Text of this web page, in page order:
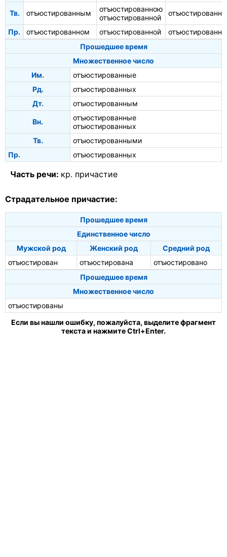
Тв. отъюстированным
отъюстированною
отъюстированной
Пр. отъюстированном отъюстированной
Прошедшее время
Множественное число
Им.
отъюстированные
Рд.
отъюстированных
Дт.
отъюстированным
Вн.
отъюстированные
отъюстированных
Тв.
отъюстированными
Пр.
отъюстированных
Часть речи: кр. причастие
Страдательное причастие:
Прошедшее время
Единственное число
Мужской род
Женский род
Средний род
отъюстирован
отъюстирована
отъюстировано
Прошедшее время
Множественное число
отъюстированы
Если вы нашли ошибку, пожалуйста, выделите фрагмент
текста и нажмите Ctrl+Enter.